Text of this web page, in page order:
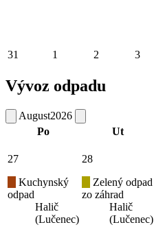
31
1 2 3
Vývoz odpadu
August2026
Po
Ut
27
Kuchynský
odpad
Halič
(Lučenec)
28
Zelený odpad
zo záhrad
Halič
(Lučenec)